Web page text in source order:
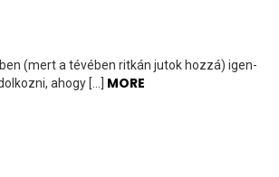
(mert a tévében ritkán jutok hozzá) igen-
ahogy […] MORE